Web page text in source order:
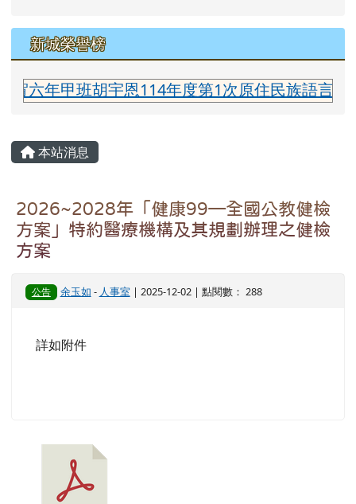
新城榮譽榜
年甲班胡宇恩114年度第1次原住民族語言能力
主內容區域
本站消息
2026~2028年「健康99—全國公教健檢
方案」特約醫療機構及其規劃辦理之健檢
方案
公告 余玉如 - 人事室 | 2025-12-02 | 點閱數： 288
詳如附件